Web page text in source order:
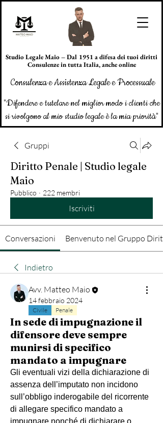
Studio Legale Maio – Dal 1951 a difesa dei tuoi diritti
Consulenze in tutta Italia, anche online
Consulenza e Assistenza Legale e Processuale
"Difendere e tutelare nel miglior modo i clienti che
si rivolgono al mio studio legale è la mia priorità"
Gruppi
Diritto Penale | Studio legale
Maio
Pubblico · 222 membri
Iscriviti
Conversazioni Benvenuto nel Gruppo
Indietro
Avv. Matteo Maio
14 febbraio 2024
Civile Penale
In sede di impugnazione il
difensore deve sempre
munirsi di specifico
mandato a impugnare
Gli eventuali vizi della dichiarazione di
assenza dell’imputato non incidono
sull’obbligo inderogabile del ricorrente
di allegare specifico mandato a
impugnare nonché di dichiarare o